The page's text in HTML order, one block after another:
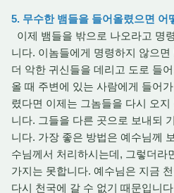
5. 무수한 뱀들을 들어올렸으면 어
이제 뱀들을 밖으로 나오라고 명
니다. 이놈들에게 명령하지 않으
더 악한 귀신들을 데리고 도로 들
올 때 주변에 있는 사람에게 들어
렸다면 이제는 그놈들을 다시 오
니다. 그들을 다른 곳으로 보내되
니다. 가장 좋은 방법은 예수님께
수님께서 처리하시는데, 그렇더라
가지는 못합니다. 예수님은 지금
다시 천국에 갈 수 없기 때문입니